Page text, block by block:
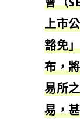
上市
豁免
布，
易所
易，